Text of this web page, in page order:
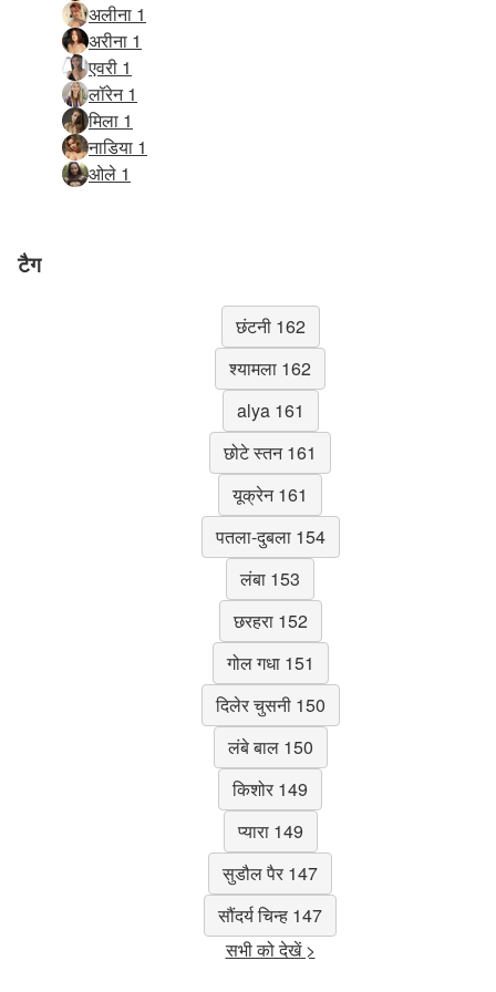
अलीना 1
अरीना 1
एवरी 1
लॉरेन 1
मिला 1
नाडिया 1
ओले 1
टैग
छंटनी 162
श्यामला 162
alya 161
छोटे स्तन 161
यूक्रेन 161
पतला-दुबला 154
लंबा 153
छरहरा 152
गोल गधा 151
दिलेर चुसनी 150
लंबे बाल 150
किशोर 149
प्यारा 149
सुडौल पैर 147
सौंदर्य चिन्ह 147
सभी को देखें >